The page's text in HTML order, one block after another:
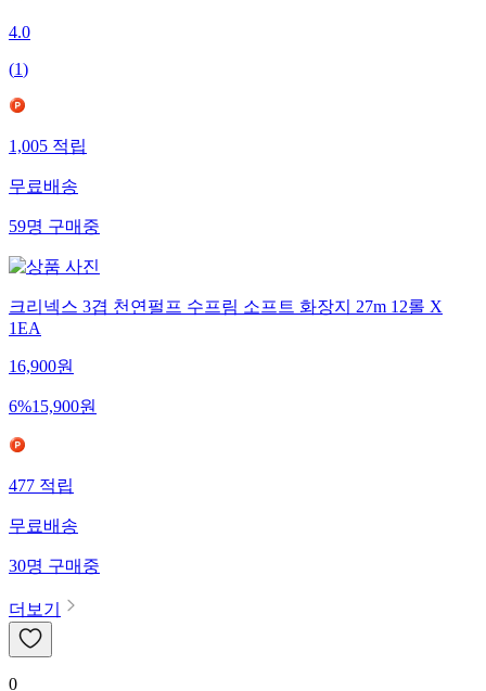
4.0
(1)
1,005적립
무료배송
59명구매중
크리넥스 3겹 천연펄프 수프림 소프트 화장지 27m 12롤 X
1EA
16,900원
6%15,900원
477적립
무료배송
30명구매중
더보기